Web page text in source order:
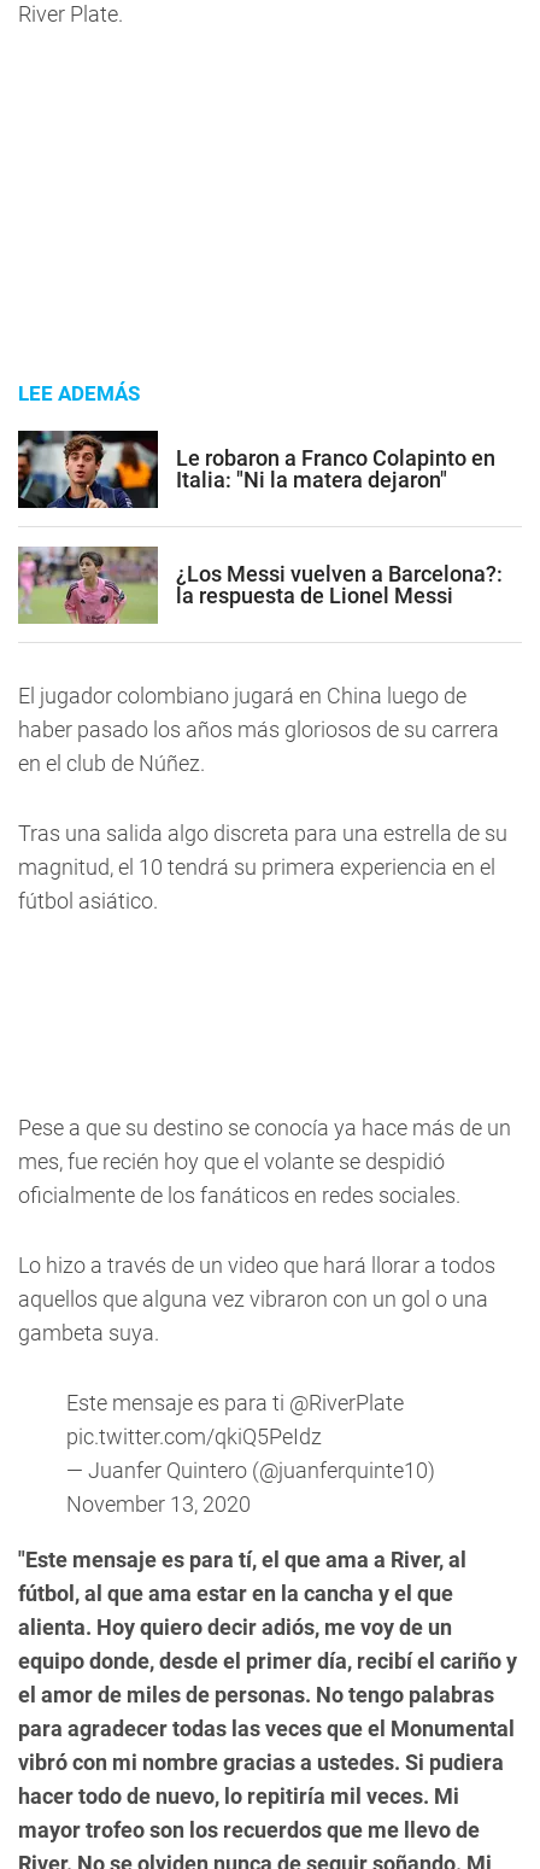
River Plate.
LEE ADEMÁS
Le robaron a Franco Colapinto en
Italia: "Ni la matera dejaron"
¿Los Messi vuelven a Barcelona?:
la respuesta de Lionel Messi
El jugador colombiano jugará en China luego de
haber pasado los años más gloriosos de su carrera
en el club de Núñez.
Tras una salida algo discreta para una estrella de su
magnitud, el 10 tendrá su primera experiencia en el
fútbol asiático.
Pese a que su destino se conocía ya hace más de un
mes, fue recién hoy que el volante se despidió
oficialmente de los fanáticos en redes sociales.
Lo hizo a través de un video que hará llorar a todos
aquellos que alguna vez vibraron con un gol o una
gambeta suya.
Este mensaje es para ti @RiverPlate
pic.twitter.com/qkiQ5PeIdz
— Juanfer Quintero (@juanferquinte10)
November 13, 2020
"Este mensaje es para tí, el que ama a River, al
fútbol, al que ama estar en la cancha y el que
alienta. Hoy quiero decir adiós, me voy de un
equipo donde, desde el primer día, recibí el cariño y
el amor de miles de personas. No tengo palabras
para agradecer todas las veces que el Monumental
vibró con mi nombre gracias a ustedes. Si pudiera
hacer todo de nuevo, lo repitiría mil veces. Mi
mayor trofeo son los recuerdos que me llevo de
River. No se olviden nunca de seguir soñando. Mi